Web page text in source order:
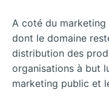
A coté du
dont le domaine
distribution des
organisations à but
marketing public et